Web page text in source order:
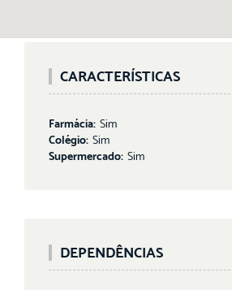
CARACTERÍSTICAS
Farmácia: Sim
Colégio: Sim
Supermercado: Sim
DEPENDÊNCIAS